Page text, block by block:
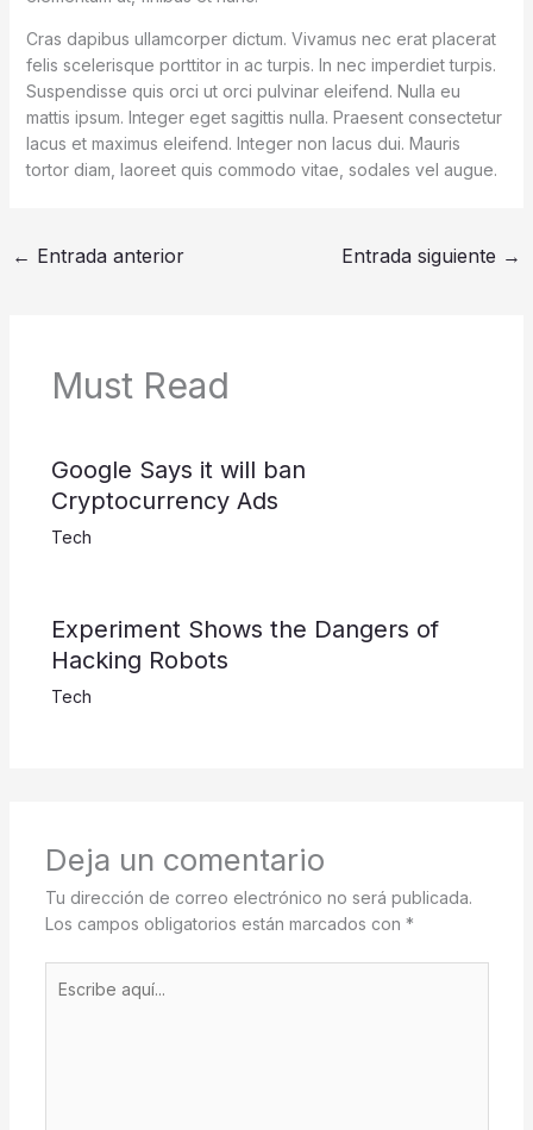
Cras dapibus ullamcorper dictum. Vivamus nec erat placerat
felis scelerisque porttitor in ac turpis. In nec imperdiet turpis.
Suspendisse quis orci ut orci pulvinar eleifend. Nulla eu
mattis ipsum. Integer eget sagittis nulla. Praesent consectetur
lacus et maximus eleifend. Integer non lacus dui. Mauris
tortor diam, laoreet quis commodo vitae, sodales vel augue.
← Entrada anterior Entrada siguiente →
Must Read
Google Says it will ban
Cryptocurrency Ads
Tech
Experiment Shows the Dangers of
Hacking Robots
Tech
Deja un comentario
Tu dirección de correo electrónico no será publicada.
Los campos obligatorios están marcados con *
aquí...